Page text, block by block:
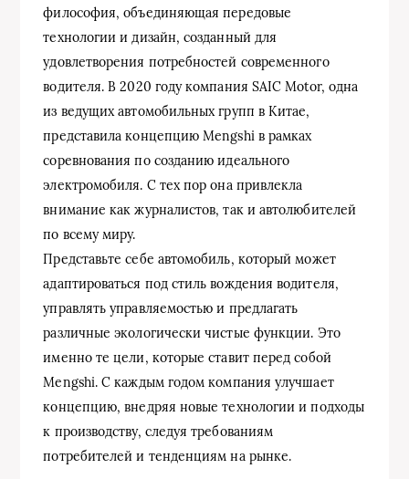
философия, объединяющая передовые
технологии и дизайн, созданный для
удовлетворения потребностей современного
водителя. В 2020 году компания SAIC Motor, одна
из ведущих автомобильных групп в Китае,
представила концепцию Mengshi в рамках
соревнования по созданию идеального
электромобиля. С тех пор она привлекла
внимание как журналистов, так и автолюбителей
по всему миру.
Представьте себе автомобиль, который может
адаптироваться под стиль вождения водителя,
управлять управляемостью и предлагать
различные экологически чистые функции. Это
именно те цели, которые ставит перед собой
Mengshi. С каждым годом компания улучшает
концепцию, внедряя новые технологии и подходы
к производству, следуя требованиям
потребителей и тенденциям на рынке.